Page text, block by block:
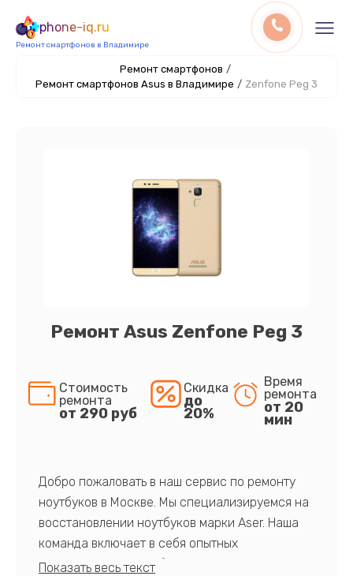
phone-iq.ru
Ремонт смартфонов в Владимире
Ремонт смартфонов /
Ремонт смартфонов Asus в Владимире / Zenfone Peg 3
Ремонт Asus Zenfone Peg 3
Стоимость
ремонта
от 290 руб
Скидка
до
20%
Время
ремонта
от 20
мин
Добро пожаловать в наш сервис по ремонту
ноутбуков в Москве. Мы специализируемся на
восстановлении ноутбуков марки Aser. Наша
команда включает в себя опытных
профессионалов с обширными знаниями и